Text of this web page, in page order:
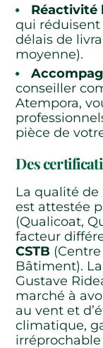
Réactivité
qui réduisent
délais de
moyenne).
conseiller
Atempora,
pièce de
Des
La qualité de
est attestée
(Qualicoat,
facteur
CSTB
Bâtiment).
Gustave
marché à
au vent et
climatique,